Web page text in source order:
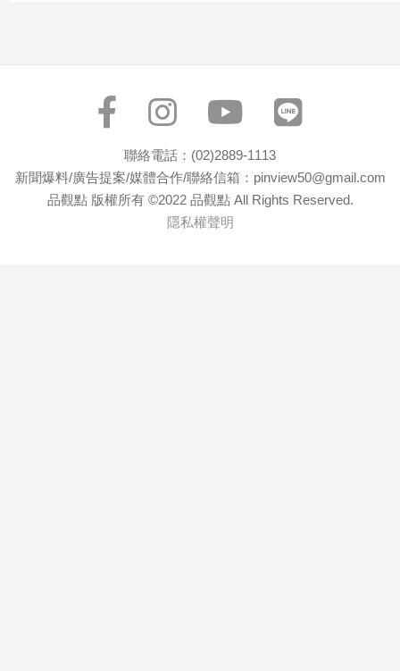
聯絡電話：(02)2889-1113
新聞爆料/廣告提案/媒體合作/聯絡信箱：pinview50@gmail.com
品觀點 版權所有 ©2022 品觀點 All Rights Reserved.
隱私權聲明